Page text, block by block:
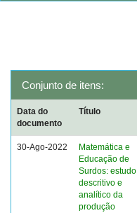
Conjunto de itens:
Data do
documento
Título
30-Ago-2022
Matemática e
Educação de
Surdos: estudo
descritivo e
analítico da
produção